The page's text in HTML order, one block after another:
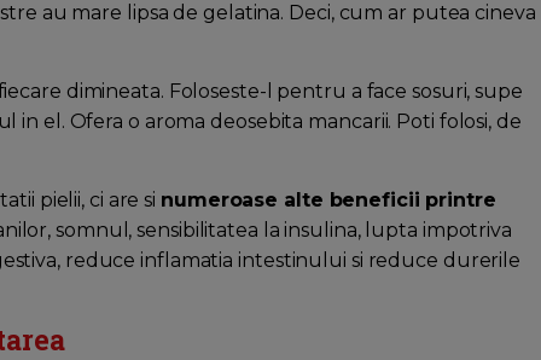
au mare lipsa de gelatina. Deci, cum ar putea cineva
dimineata. Foloseste-l pentru a face sosuri, supe
el. Ofera o aroma deosebita mancarii. Poti folosi, de
pielii, ci are si numeroase alte beneficii printre
somnul, sensibilitatea la insulina, lupta impotriva
reduce inflamatia intestinului si reduce durerile